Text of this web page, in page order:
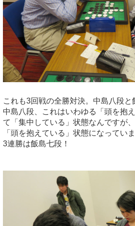
これも3回戦の全勝対決。中島八段と
中島八段、これはいわゆる「頭を抱
て「集中している」状態なんですが
「頭を抱えている」状態になっていま
3連勝は飯島七段！